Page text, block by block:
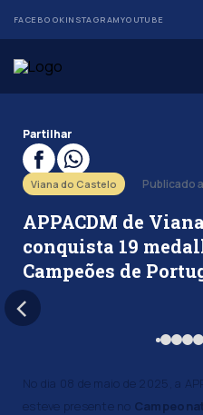
FACEBOOKINSTAGRAMYOUTUBE
Partilhar
Viana do Castelo Publicado
APPACDM de
conquista 19
Campeões de
No dia 08 de maio de 2025, a
esteve presente no